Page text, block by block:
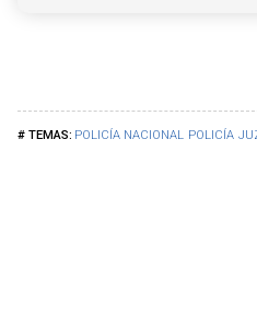
POLICÍA NACIONAL POLICÍA